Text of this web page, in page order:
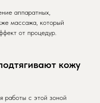
аппаратных,
массажа, который
от процедур.
кожу
работы с этой зоной